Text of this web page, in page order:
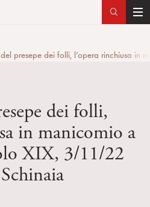
T
g
del presepe dei folli, l’opera rinchiusa
dei folli,
in manicomio a
XIX, 3/11/22